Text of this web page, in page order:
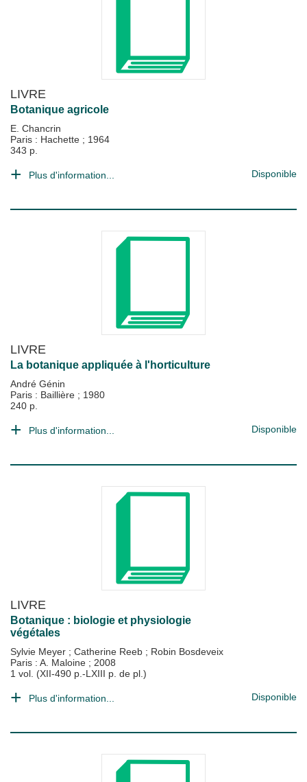
LIVRE
Botanique agricole
E. Chancrin
Paris : Hachette ; 1964
343 p.
Plus d'information... Disponible
LIVRE
La botanique appliquée à l'horticulture
André Génin
Paris : Baillière ; 1980
240 p.
Plus d'information... Disponible
LIVRE
Botanique : biologie et physiologie
végétales
Sylvie Meyer ; Catherine Reeb ; Robin Bosdeveix
Paris : A. Maloine ; 2008
1 vol. (XII-490 p.-LXIII p. de pl.)
Plus d'information... Disponible